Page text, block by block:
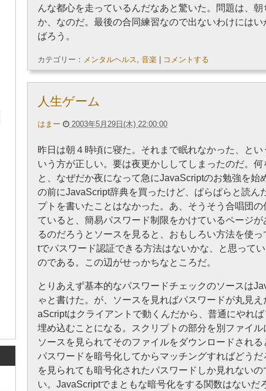
んな都心を走っているんだなあと驚いた。問題は、朝
か、なのだ。最後の合同練習なので出ないわけには
ばろう。
カテゴリー： メンタルヘルス,音楽 コメントする
人生ゲーム
はまー 2003年5月29日(木) 22:00:00
昨日は朝４時頃に寝た。それまで眠れなかった、とい
いう方が正しい。要は夜更かししてしまったのだ。何
と、なぜだか夜になって急にJavaScriptのお勉強を始
の前にJavaScript辞典を買ったけど、ぱらぱらと読ん
プトを書いたことはなかった。あ、そうそう合唱団
ていると、簡易パスワード制限をかけているページ
るのだろうとソースを見ると、おもしろい方法を使
tでパスワード認証できる方法はないかな、と思って
のである。この辺がせっかちなところだ。
とりあえず基本的なパスワードチェックのソースは
ゃと書けた。が、ソースを見ればパスワードが丸見
aScriptはクライアントで動くんだから、普通にやれ
埋め込むことになる。スクリプトの部分を別ファイ
ソースを見られてそのファイルをダウンロードされる
パスワードを暗号化してからマッチングすればどうだ
を見られても暗号化されたパスワードしか見れない
い。JavaScriptでまともな暗号化をする関数はないだ